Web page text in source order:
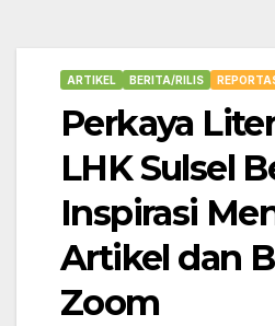
ARTIKEL BERITA/RILIS
Perkaya
LHK Sulsel
Inspirasi
Artikel dan
Zoom